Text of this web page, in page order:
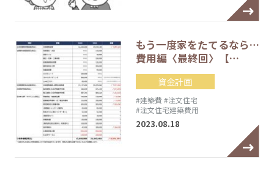
もう一度家をたてるなら…
費用編〈最終回〉【…
資金計画
#建築費 #注文住宅
#注文住宅建築費用
2023.08.18